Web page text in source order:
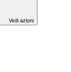
Vedi azioni